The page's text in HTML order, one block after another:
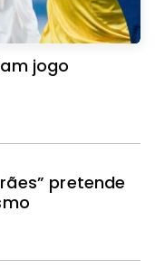
jogo
pretende